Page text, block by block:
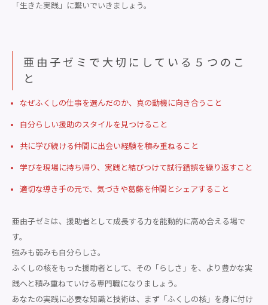
「生きた実践」に繋いでいきましょう。
亜由子ゼミで大切にしている５つのこ
と
なぜふくしの仕事を選んだのか、真の動機に向き合うこと
自分らしい援助のスタイルを見つけること
共に学び続ける仲間に出会い経験を積み重ねること
学びを現場に持ち帰り、実践と結びつけて試行錯誤を繰り返すこと
適切な導き手の元で、気づきや葛藤を仲間とシェアすること
亜由子ゼミは、援助者として成長する力を能動的に高め合える場で
す。
強みも弱みも自分らしさ。
ふくしの核をもった援助者として、その「らしさ」を、より豊かな実
践へと積み重ねていける専門職になりましょう。
あなたの実践に必要な知識と技術は、まず「ふくしの核」を身に付け